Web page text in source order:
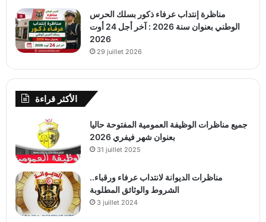
مناظرة إنتداب عرفاء ذكور بسلك الحرس
الوطني بعنوان سنة 2026 : آخر أجل 24 أوت
2026
29 juillet 2026
الأكثر قراءة
جميع مناظرات الوظيفة العمومية المفتوحة حاليا
بعنوان شهر فيفري 2026
31 juillet 2025
مناظرات الديوانة لانتداب عرفاء ورقباء..
الشروط والوثائق المطلوبة
3 juillet 2024